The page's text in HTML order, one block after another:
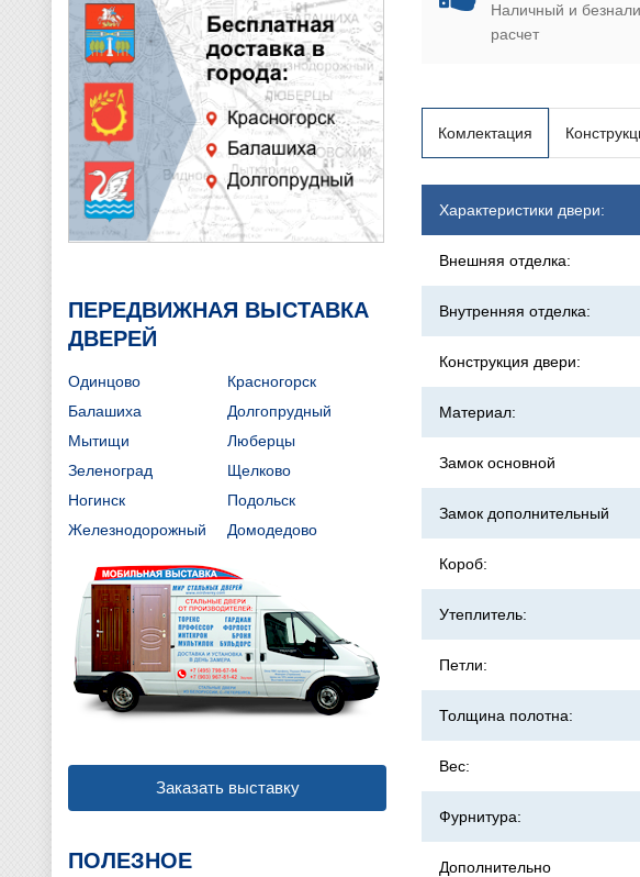
Наличный и
расчет
Комлектация
Характеристики двери:
Внешняя отделка:
Внутренняя отделка:
Конструкция двери:
Материал:
Замок основной
Замок дополнительный
Короб:
Утеплитель:
Петли:
Толщина полотна:
Вес:
Фурнитура:
Дополнительно
ПЕРЕДВИЖНАЯ ВЫСТАВКА
ДВЕРЕЙ
Одинцово
Красногорск
Балашиха
Долгопрудный
Мытищи
Люберцы
Зеленоград
Щелково
Ногинск
Подольск
Железнодорожный
Домодедово
Заказать выставку
ПОЛЕЗНОЕ